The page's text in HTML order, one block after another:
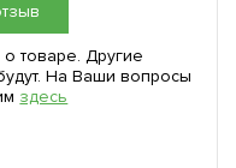
о товаре. Другие
На Ваши вопросы
здесь